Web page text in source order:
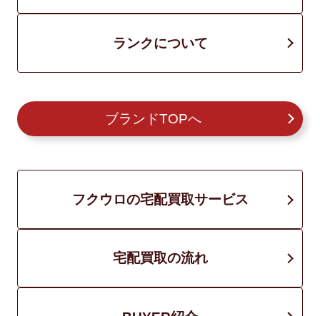
ランクについて
ブランドTOPへ
フクウロの宅配買取サービス
宅配買取の流れ